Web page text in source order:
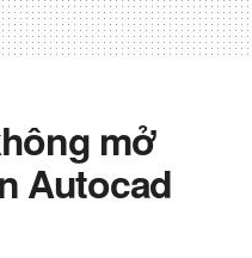
mở
Autocad